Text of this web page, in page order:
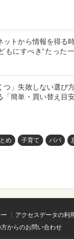
ットから情報を得る時
もにすべき“たった
つ」失敗しない選び
「簡単・買い替え目
め 子育て パパ
アクセスデータの利
からのお問い合わせ